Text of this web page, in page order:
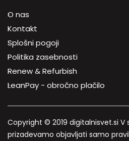
O nas
Kontakt
Splošni pogoji
Politika zasebnosti
Renew & Refurbish
LeanPay - obročno plačilo
Copyright © 2019 digitalnisvet.si V
prizadevamo objavljati samo